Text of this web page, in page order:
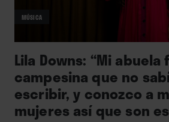
MÚSICA
Lila Downs: “Mi abuela
campesina que no
escribir, y conozco a
mujeres así que son